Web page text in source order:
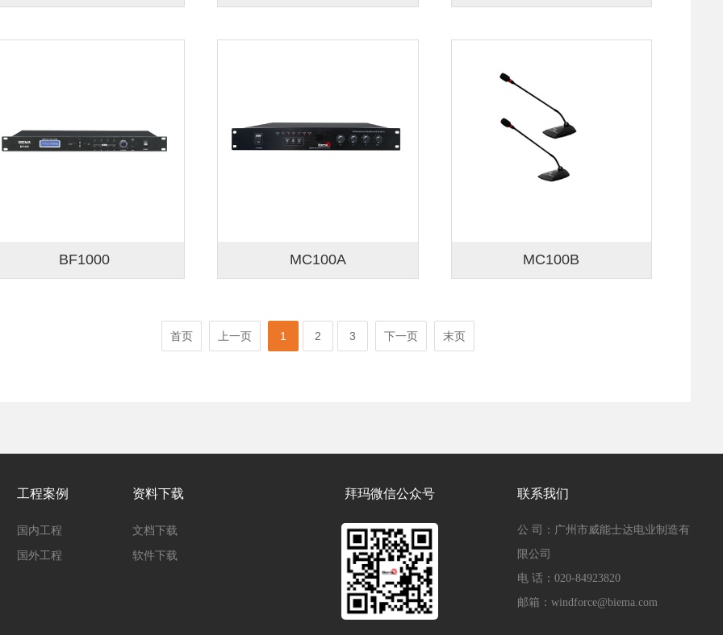
BF1000 MC100A MC100B
首页 上一页 1 2 3 下一页 末页
工程案例
国内工程
国外工程
资料下载
文档下载
软件下载
拜玛微信公众号 联系我们
公 司：广州市威能士达电业制造有
限公司
电 话：020-84923820
邮箱：windforce@biema.com